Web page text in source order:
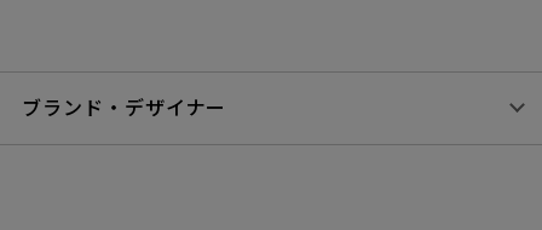
ブランド・デザイナー